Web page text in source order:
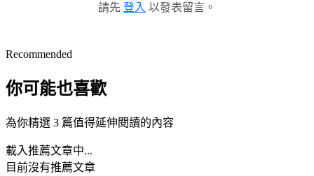
請先 登入 以發表留言。
Recommended
你可能也喜歡
為你精選 3 篇值得延伸閱讀的內容
載入推薦文章中...
目前沒有推薦文章